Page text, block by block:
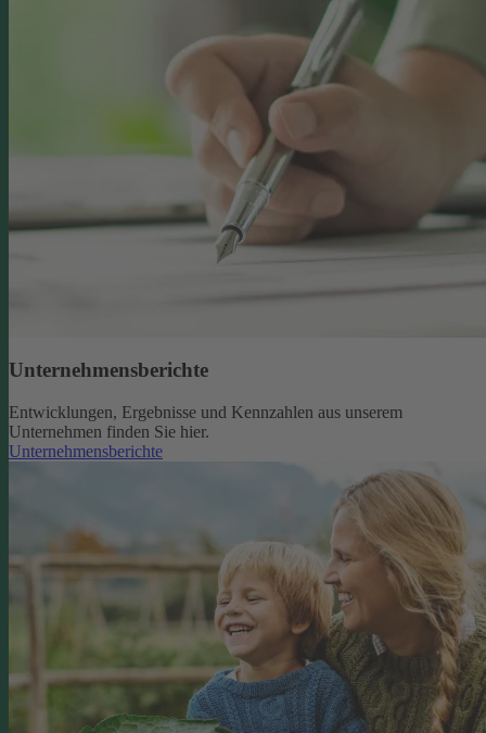
Unternehmensberichte
Entwicklungen, Ergebnisse und Kennzahlen aus unserem
Unternehmen finden Sie hier.
Unternehmensberichte